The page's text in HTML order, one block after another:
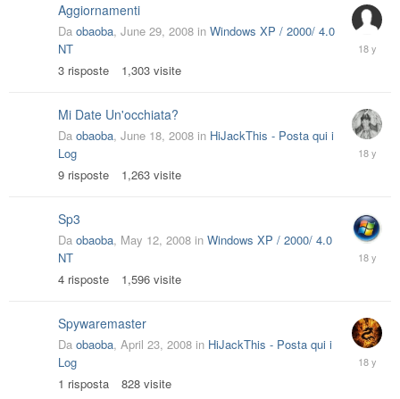
Aggiornamenti
Da obaoba, June 29, 2008 in Windows XP / 2000/ 4.0
NT
3 risposte 1,303 visite
July
4,
Mi Date Un'occhiata?
Da obaoba, June 18, 2008 in HiJackThis - Posta qui i
Log
9 risposte 1,263 visite
June
19,
Sp3
Da obaoba, May 12, 2008 in Windows XP / 2000/ 4.0
NT
4 risposte 1,596 visite
May
12,
Spywaremaster
Da obaoba, April 23, 2008 in HiJackThis - Posta qui i
Log
1 risposta 828 visite
April
24,